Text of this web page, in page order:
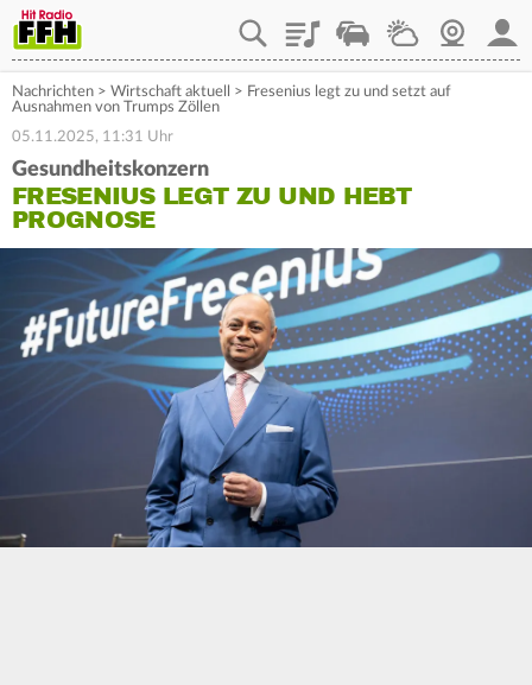
PlaylistStaupilotWetterWebcam
Nachrichten > Wirtschaft aktuell > Fresenius legt zu und setzt auf
Ausnahmen von Trumps Zöllen
05.11.2025, 11:31 Uhr
Gesundheitskonzern
FRESENIUS LEGT ZU UND HEBT
PROGNOSE